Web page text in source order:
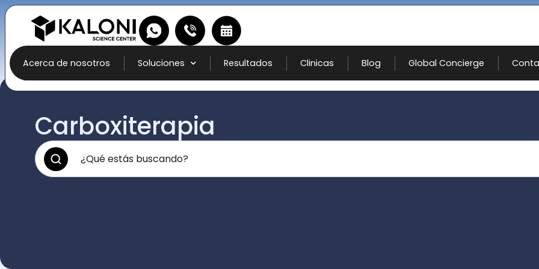
Acerca de nosotros Soluciones Resultados Clinicas Blog Global Concierge
Carboxiterapia